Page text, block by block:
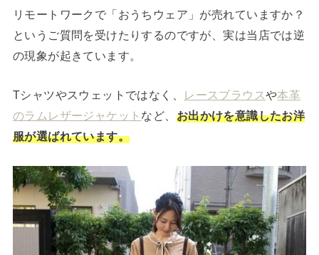
リモートワークで「おうちウェア」が売れていますか？
というご質問を受けたりするのですが、実は当店では逆
の現象が起きています。
Tシャツやスウェットではなく、 レースブラウスや本革
のラムレザージャケット など、 お出かけを意識したお洋
服が選ばれています。